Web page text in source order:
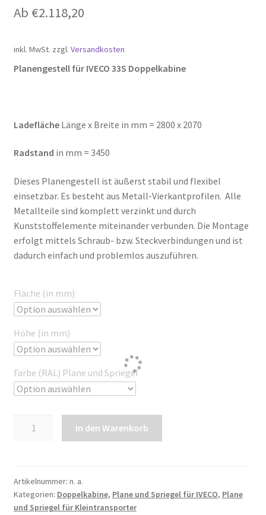
Ab €2.118,20
inkl. MwSt. zzgl. Versandkosten
Planengestell für IVECO 33S Doppelkabine
LadeflächeLänge x Breite in mm = 2800 x 2070
Radstand in mm = 3450
Dieses Planengestell ist äußerst stabil und flexibel
einsetzbar. Es besteht aus Metall-Vierkantprofilen. Alle
Metallteile sind komplett verzinkt und durch
Kunststoffelemente miteinander verbunden. Die Montage
erfolgt mittels Schraub- bzw. Steckverbindungen und ist
dadurch einfach und problemlos auszuführen.
Fläche (in mm)
Höhe (in mm)
Farbe (RAL) Plane und Spriegel
IVECO
Doppelkabine
33S
In den Warenkorb
Artikelnummer: n. a.
Kategorien: Doppelkabine, Plane und Spriegel für IVECO, Plane
und Spriegel für Kleintransporter